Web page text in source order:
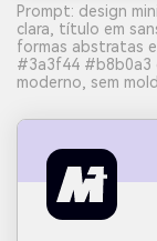
Prompt: design
clara, título em
formas abstratas
#3a3f44 #b8b0a3
moderno, sem